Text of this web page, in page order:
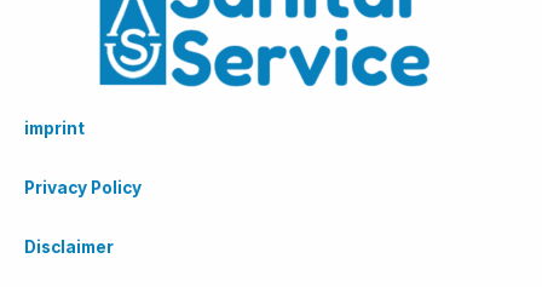
imprint
Privacy Policy
Disclaimer